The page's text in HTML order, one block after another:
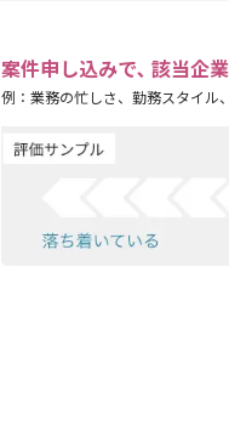
案件申し込みで､ 該当企
例：業務の忙しさ、勤務スタイル